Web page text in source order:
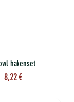
hakenset
8,22€